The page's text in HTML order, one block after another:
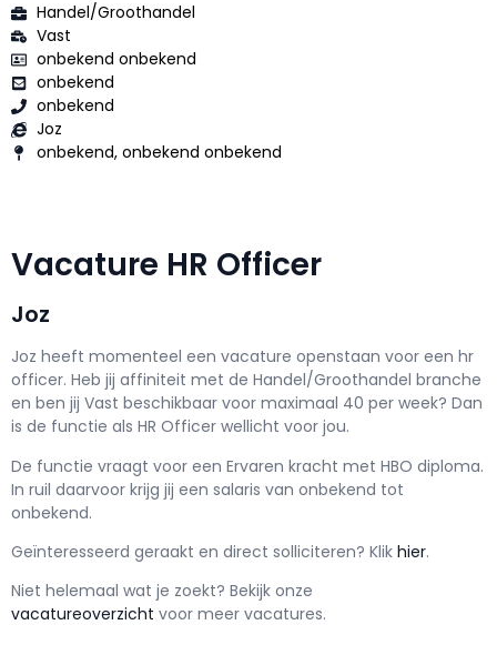
Handel/Groothandel
Vast
onbekend onbekend
onbekend
onbekend
Joz
onbekend, onbekend onbekend
Vacature HR Officer
Joz
Joz heeft momenteel een vacature openstaan voor een hr
officer. Heb jij affiniteit met de Handel/Groothandel branche
en ben jij Vast beschikbaar voor maximaal 40 per week? Dan
is de functie als HR Officer wellicht voor jou.
De functie vraagt voor een Ervaren kracht met HBO diploma.
In ruil daarvoor krijg jij een salaris van onbekend tot
onbekend.
Geïnteresseerd geraakt en direct solliciteren? Klik hier.
Niet helemaal wat je zoekt? Bekijk onze
vacatureoverzicht voor meer vacatures.